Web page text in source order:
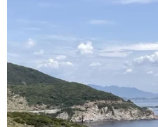
Liệu pháp miễn dịch mở
điều trị bệnh Alzheimer
16/07/2026 23:00